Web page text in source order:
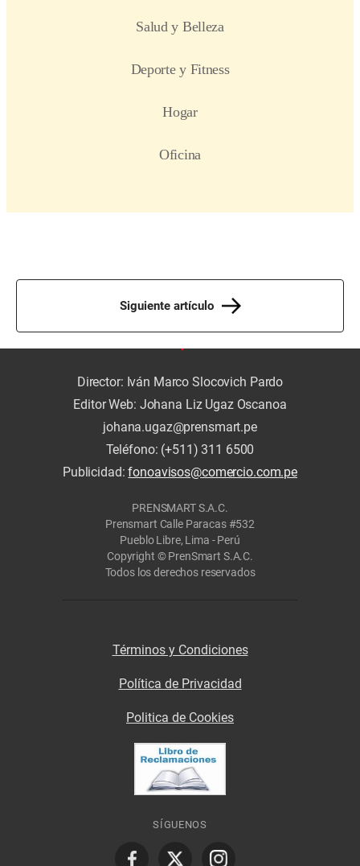
Siguiente artículo
Director: Iván Marco Slocovich Pardo
Editor Web: Johana Liz Ugaz Oscanoa
johana.ugaz@prensmart.pe
Teléfono: (+511) 311 6500
Publicidad:fonoavisos@comercio.com.pe
PRENSMART S.A.C.
Prensmart Calle Paracas #532
Pueblo Libre, Lima - Perú
Copyright © PrenSmart S.A.C.
Todos los derechos reservados
Términos y Condiciones
Política de Privacidad
Politica de Cookies
SÍGUENOS